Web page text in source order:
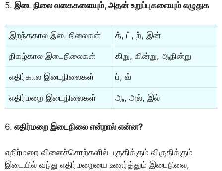
5. இடைநிலை வகைகளையும், அதன் உறுப்புகளையும் எழுதுக
இறந்தகால இடைநிலைகள் த், ட், ற், இன்
நிகழ்கால இடைநிலைகள் கிறு, கின்று, ஆநின்று
எதிர்கால இடைநிலைகள் ப், வ்
எதிர்மறை இடைநிலைகள் ஆ, அல், இல்
6. எதிர்மறை இடைநிலை என்றால் என்ன?
எதிர்மறை வினைச்சொற்களில் பகுதிக்கும் விகுதிக்கும்
இடையில் வந்து எதிர்மறையை உணர்த்தும் இடைநிலை,